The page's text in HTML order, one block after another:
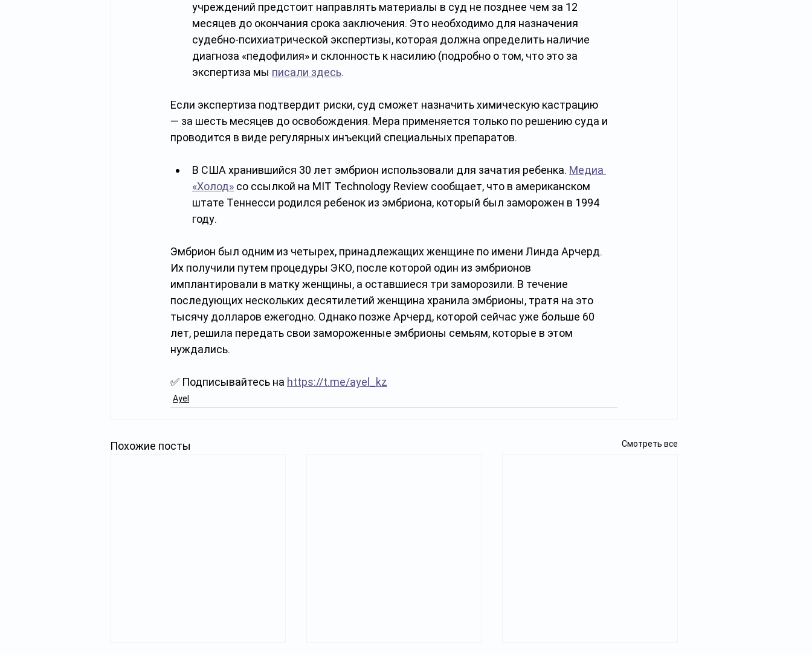
учреждений предстоит направлять материалы в суд не позднее чем за 12
месяцев до окончания срока заключения. Это необходимо для назначения
судебно-психиатрической экспертизы, которая должна определить наличие
диагноза «педофилия» и склонность к насилию (подробно о том, что это за
экспертиза мы писали здесь.
Если экспертиза подтвердит риски, суд сможет назначить химическую кастрацию
— за шесть месяцев до освобождения. Мера применяется только по решению суда и
проводится в виде регулярных инъекций специальных препаратов.
В США хранившийся 30 лет эмбрион использовали для зачатия ребенка. Медиа
«Холод» со ссылкой на MIT Technology Review сообщает, что в американском
штате Теннесси родился ребенок из эмбриона, который был заморожен в 1994
году.
Эмбрион был одним из четырех, принадлежащих женщине по имени Линда Арчерд.
Их получили путем процедуры ЭКО, после которой один из эмбрионов
имплантировали в матку женщины, а оставшиеся три заморозили. В течение
последующих нескольких десятилетий женщина хранила эмбрионы, тратя на это
тысячу долларов ежегодно. Однако позже Арчерд, которой сейчас уже больше 60
лет, решила передать свои замороженные эмбрионы семьям, которые в этом
нуждались.
✅ Подписывайтесь на https://t.me/ayel_kz
Ayel
Похожие посты Смотреть все